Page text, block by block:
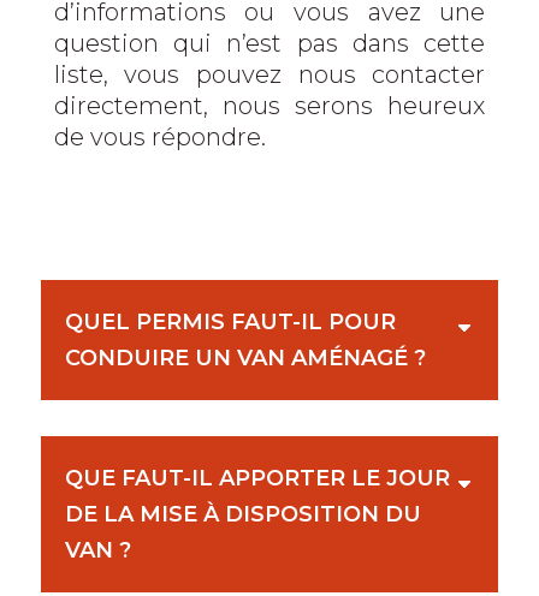
d’informations ou vous avez une
question qui n’est pas dans cette
liste, vous pouvez nous contacter
directement, nous serons heureux
de vous répondre.
QUEL PERMIS FAUT-IL POUR
CONDUIRE UN VAN AMÉNAGÉ ?
QUE FAUT-IL APPORTER LE JOUR
DE LA MISE À DISPOSITION DU
VAN ?